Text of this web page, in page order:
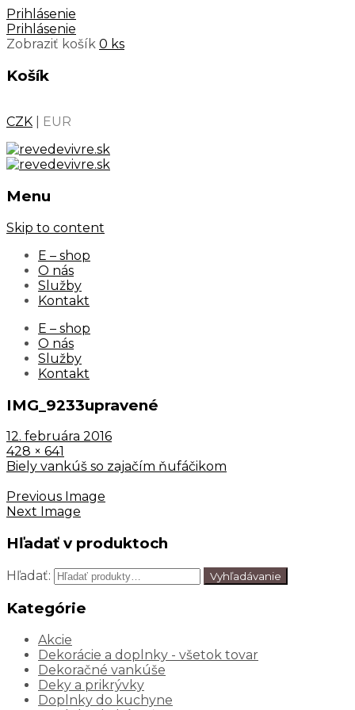
Prihlásenie
Prihlásenie
Zobraziť košík 0 ks
Košík
CZK EUR
Menu
Skip to content
E – shop
O nás
Služby
Kontakt
E – shop
O nás
Služby
Kontakt
IMG_9233upravené
12. februára 2016
428 × 641
Biely vankúš so zajačím ňufáčikom
Previous Image
Next Image
Hľadať v produktoch
Hľadať: Vyhľadávanie
Kategórie
Akcie
Dekorácie a doplnky - všetok tovar
Dekoračné vankúše
Deky a prikrývky
Doplnky do kuchyne